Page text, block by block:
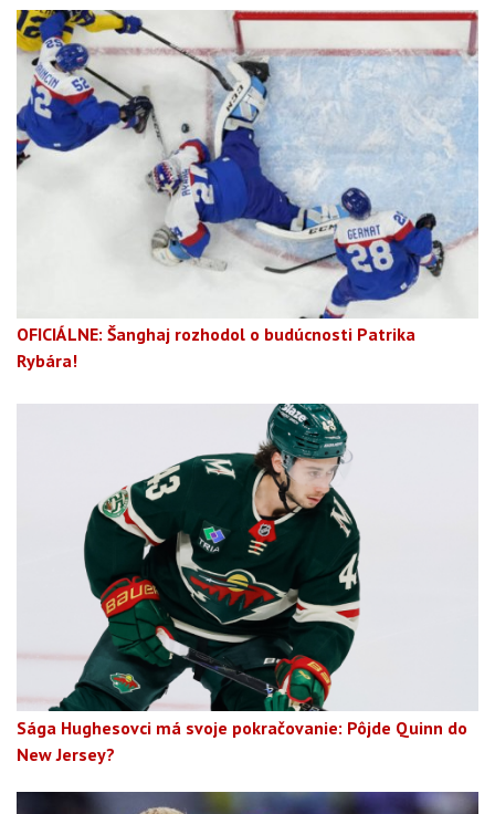
OFICIÁLNE: Šanghaj rozhodol o budúcnosti Patrika
Rybára!
Sága Hughesovci má svoje pokračovanie: Pôjde Quinn do
New Jersey?